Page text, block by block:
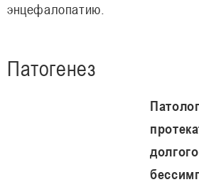
энцефалопатию.
Патогенез